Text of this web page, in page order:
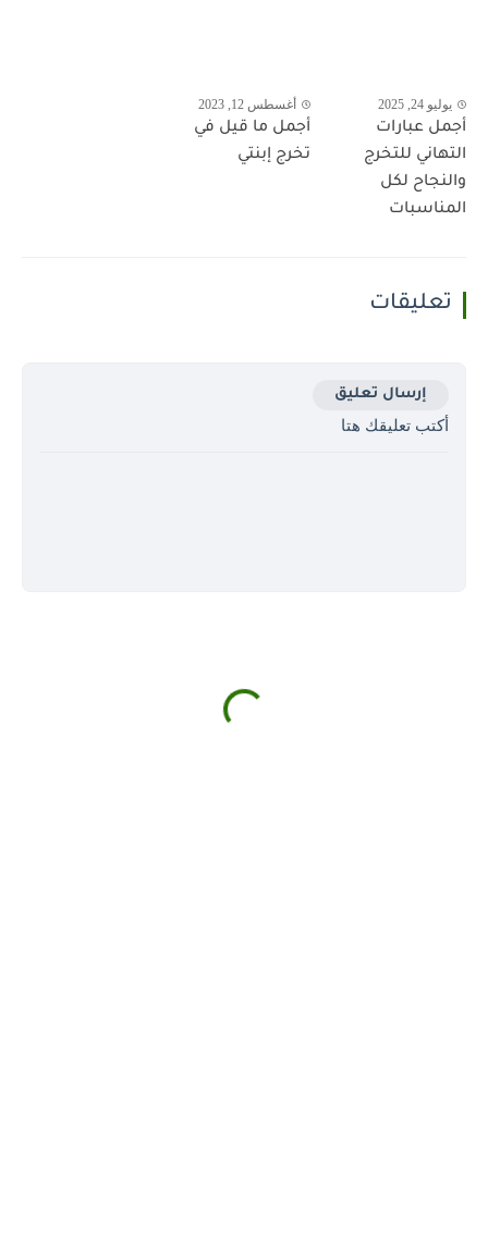
يوليو 24, 2025
أجمل عبارات
التهاني للتخرج
والنجاح لكل
المناسبات
أغسطس 12, 2023
أجمل ما قيل في
تخرج إبنتي
تعليقات
إرسال تعليق
أكتب تعليقك هتا